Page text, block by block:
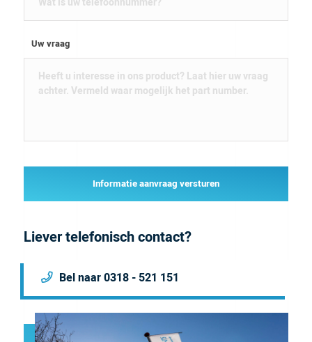
Uw vraag
Informatie aanvraag versturen
Liever telefonisch contact?
Bel naar 0318 - 521 151